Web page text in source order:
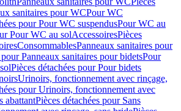
sanitaires pour WCPour WC
pour Pour WC suspendusPour WC au
Pour WC au solAccessoiresPièces
ConsommablesPanneaux sanitaires pour
pour Panneaux sanitaires pour bidetsPour
Pièces détachées pour Pour bidets
Urinoirs, fonctionnement avec rinçage,
pour Urinoirs, fonctionnement avec
abattantPièces détachées pour Sans